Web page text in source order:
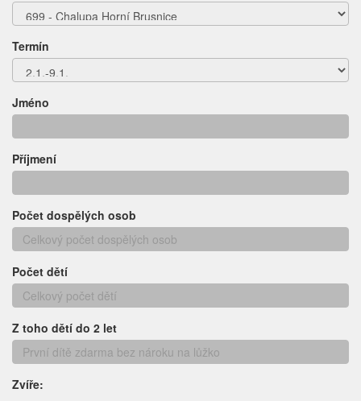
Termín
Jméno
Příjmení
Počet dospělých osob
Počet dětí
Z toho dětí do 2 let
Zvíře: